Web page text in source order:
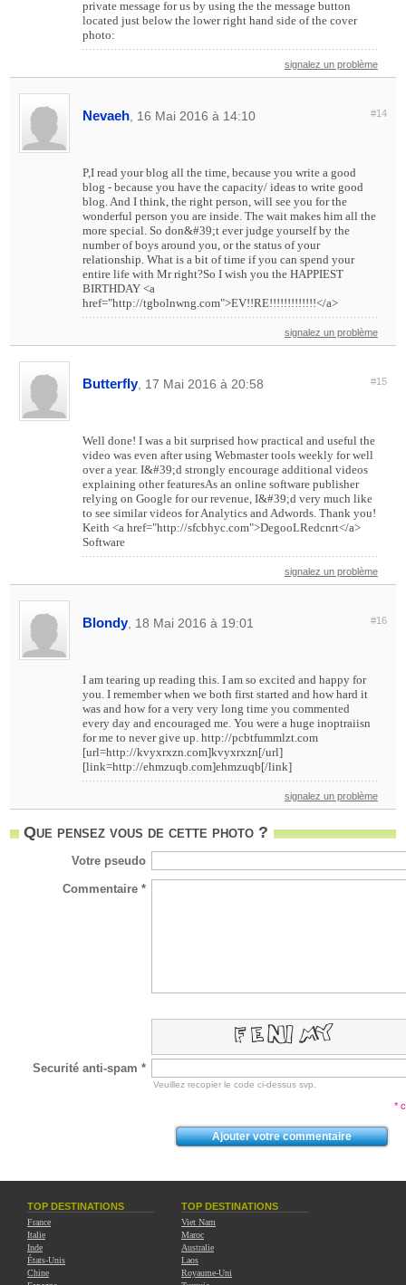
private message for us by using the the message button
located just below the lower right hand side of the cover
photo:
signalez un problème
Nevaeh , 16 Mai 2016 à 14:10 #14
P,I read your blog all the time, because you write a good
blog - because you have the capacity/ ideas to write good
blog. And I think, the right person, will see you for the
wonderful person you are inside. The wait makes him all the
more special. So don&#39;t ever judge yourself by the
number of boys around you, or the status of your
relationship. What is a bit of time if you can spend your
entire life with Mr right?So I wish you the HAPPIEST
BIRTHDAY <a
href="http://tgbolnwng.com">EV!!RE!!!!!!!!!!!!!</a>
signalez un problème
Butterfly, 17 Mai 2016 à 20:58 #15
Well done! I was a bit surprised how practical and useful the
video was even after using Webmaster tools weekly for well
over a year. I&#39;d strongly encourage additional videos
explaining other featuresAs an online software publisher
relying on Google for our revenue, I&#39;d very much like
to see similar videos for Analytics and Adwords. Thank you!
Keith <a href="http://sfcbhyc.com">DegooLRedcnrt</a>
Software
signalez un problème
Blondy, 18 Mai 2016 à 19:01 #16
I am tearing up reading this. I am so excited and happy for
you. I remember when we both first started and how hard it
was and how for a very very long time you commented
every day and encouraged me. You were a huge inoptraiisn
for me to never give up. http://pcbtfummlzt.com
[url=http://kvyxrxzn.com]kvyxrxzn[/url]
[link=http://ehmzuqb.com]ehmzuqb[/link]
signalez un problème
Que pensez vous de cette photo ?
Votre pseudo
Commentaire *
Securité anti-spam *
Veuillez recopier le code ci-dessus svp.
*
TOP DESTINATIONS
France
Italie
Inde
États-Unis
Chine
TOP DESTINATIONS
Viet Nam
Maroc
Australie
Laos
Royaume-Uni